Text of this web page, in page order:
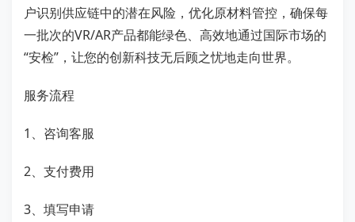
户识别供应链中的潜在风险，优化原材料管控，确保每
一批次的VR/AR产品都能绿色、高效地通过国际市场的
“安检”，让您的创新科技无后顾之忧地走向世界。
服务流程
1、咨询客服
2、支付费用
3、填写申请